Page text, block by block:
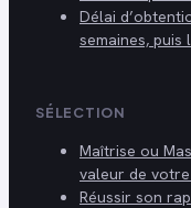
Délai
semaines, puis
SÉLECTION
Maîtrise ou
valeur de
Réussir son